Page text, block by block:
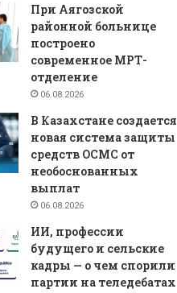
При Аягозской
районной больнице
построено
современное МРТ-
отделение
06.08.2026
В Казахстане создается
новая система защиты
средств ОСМС от
необоснованных
выплат
06.08.2026
ИИ, профессии
будущего и сельские
кадры — о чем спорили
партии на теледебатах